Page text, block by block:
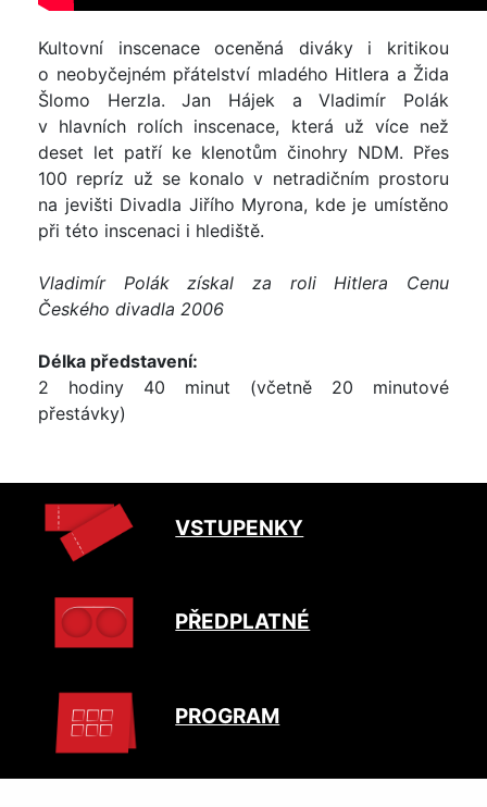
Kultovní inscenace oceněná diváky i kritikou
o neobyčejném přátelství mladého Hitlera a Žida
Šlomo Herzla. Jan Hájek a Vladimír Polák
v hlavních rolích inscenace, která už více než
deset let patří ke klenotům činohry NDM. Přes
100 repríz už se konalo v netradičním prostoru
na jevišti Divadla Jiřího Myrona, kde je umístěno
při této inscenaci i hlediště.
Vladimír Polák získal za roli Hitlera Cenu
Českého divadla 2006
Délka představení:
2 hodiny 40 minut (včetně 20 minutové
přestávky)
VSTUPENKY
PŘEDPLATNÉ
PROGRAM